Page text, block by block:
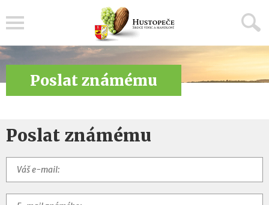
Poslat známému
Poslat známému